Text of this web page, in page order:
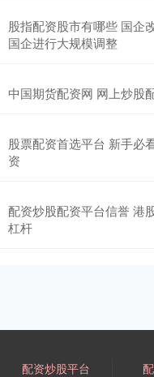
股指配资股市有哪些 国企
国企进行大规模调整
中国期货配资网 网上炒股
股票配资首选平台 新手必
资
配资炒股配资平台信誉 港
杠杆
配资炒股平台